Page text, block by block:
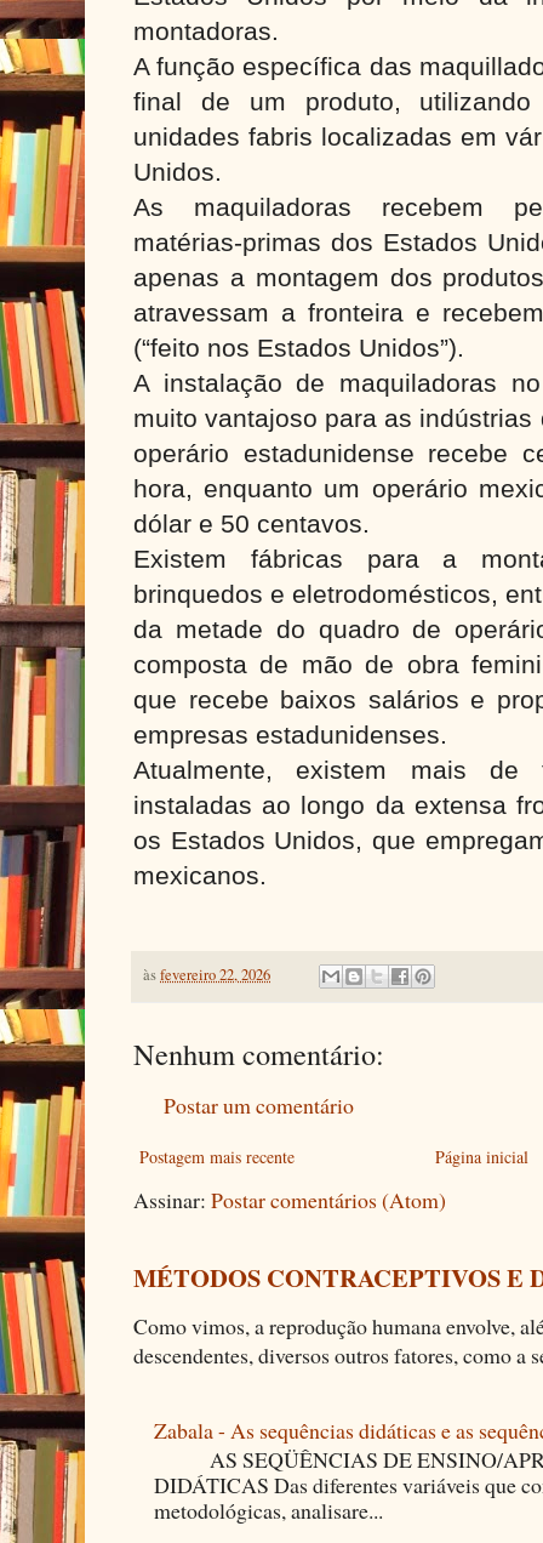
montadoras.
A função específica das
final de um produto,
unidades fabris localizadas em
Unidos.
As maquiladoras recebem
matérias-primas dos Estados
apenas a montagem dos
atravessam a fronteira e
(“feito nos Estados Unidos”).
A instalação de maquiladoras
muito vantajoso para as
operário estadunidense recebe
hora, enquanto um operário
dólar e 50 centavos.
Existem fábricas para a
brinquedos e eletrodomésticos,
da metade do quadro de
composta de mão de obra
que recebe baixos salários e
empresas estadunidenses.
Atualmente, existem mais de
instaladas ao longo da extensa
os Estados Unidos, que
mexicanos.
àsfevereiro 22, 2026
Nenhum comentário:
Postar um comentário
Postagem mais recente Página inicial
Assinar: Postar comentários (Atom)
MÉTODOS CONTRACEPTIVOS E
Como vimos, a reprodução humana envolve,
descendentes, diversos outros fatores, como a
Zabala - As sequências didáticas e as
AS SEQÜÊNCIAS DE ENSINO/
DIDÁTICAS Das diferentes variáveis que
metodológicas, analisare...